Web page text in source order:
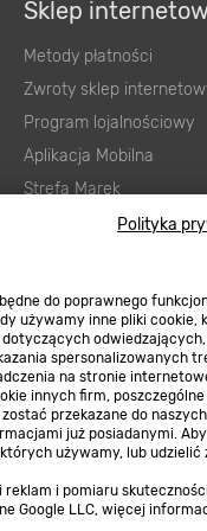
Polityka
do poprawnego
używamy inne pliki cookie,
odwiedzających,
spersonalizowanych
na stronie
innych firm, poszczególne
przekazane do naszych
już posiadanymi.
używamy, lub udzielić
i pomiaru
Google LLC, więcej
Sklep
Metody płatności
Zwroty sklep
Program lojalnościowy
Aplikacja Mobilna
Strefa Marek
zgodności towaru z
Program Brico PRO
Regulaminy
Regulaminy
Polityka prywatności